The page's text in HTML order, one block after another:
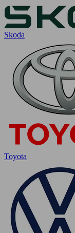
Skoda
Toyota